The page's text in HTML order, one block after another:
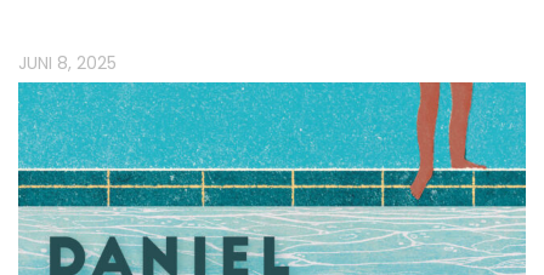
JUNI 8, 2025